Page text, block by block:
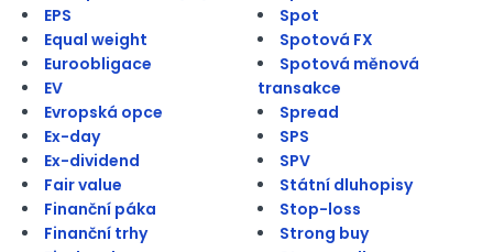
EPS
Equal weight
Euroobligace
EV
Evropská opce
Ex-day
Ex-dividend
Fair value
Finanční páka
Finanční trhy
Spot
Spotová FX
Spotová měnová
transakce
Spread
SPS
SPV
Státní dluhopisy
Stop-loss
Strong buy